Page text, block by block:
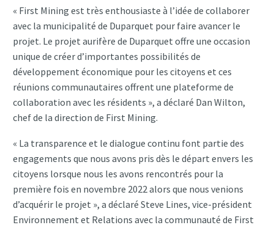
« First Mining est très enthousiaste à l’idée de collaborer
avec la municipalité de Duparquet pour faire avancer le
projet. Le projet aurifère de Duparquet offre une occasion
unique de créer d’importantes possibilités de
développement économique pour les citoyens et ces
réunions communautaires offrent une plateforme de
collaboration avec les résidents », a déclaré Dan Wilton,
chef de la direction de First Mining.
« La transparence et le dialogue continu font partie des
engagements que nous avons pris dès le départ envers les
citoyens lorsque nous les avons rencontrés pour la
première fois en novembre 2022 alors que nous venions
d’acquérir le projet », a déclaré Steve Lines, vice-président
Environnement et Relations avec la communauté de First